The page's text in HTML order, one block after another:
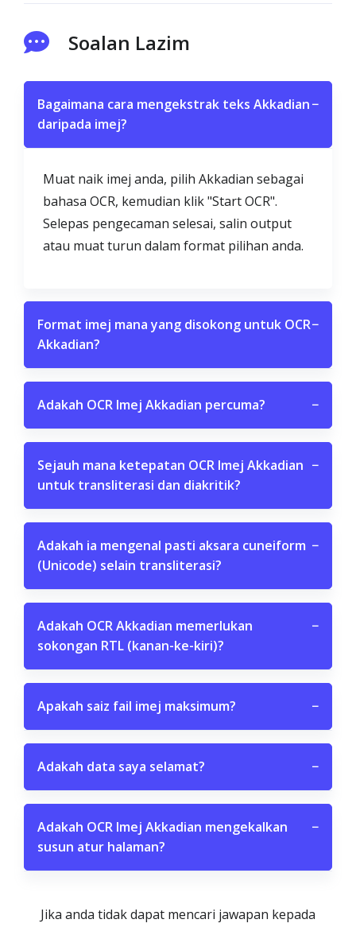
Soalan Lazim
Bagaimana cara mengekstrak teks Akkadian
daripada imej?
−
Muat naik imej anda, pilih Akkadian sebagai
bahasa OCR, kemudian klik "Start OCR".
Selepas pengecaman selesai, salin output
atau muat turun dalam format pilihan anda.
Format imej mana yang disokong untuk OCR
Akkadian?
−
Adakah OCR Imej Akkadian percuma? −
Sejauh mana ketepatan OCR Imej Akkadian
untuk transliterasi dan diakritik?
−
Adakah ia mengenal pasti aksara cuneiform
(Unicode) selain transliterasi?
−
Adakah OCR Akkadian memerlukan
sokongan RTL (kanan-ke-kiri)?
−
Apakah saiz fail imej maksimum? −
Adakah data saya selamat? −
Adakah OCR Imej Akkadian mengekalkan
susun atur halaman?
−
Jika anda tidak dapat mencari jawapan kepada